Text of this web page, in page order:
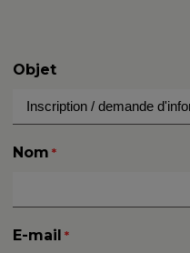
Objet
Nom *
E-mail *